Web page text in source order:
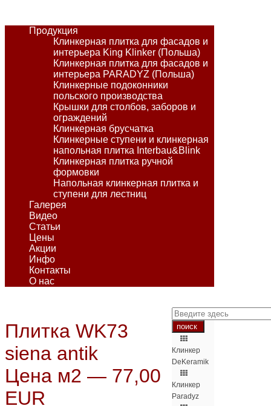
Продукция
Клинкерная плитка для фасадов и
интерьера King Klinker (Польша)
Клинкерная плитка для фасадов и
интерьера PARADYZ (Польша)
Клинкерные подоконники
польского производства
Крышки для столбов, заборов и
ограждений
Клинкерная брусчатка
Клинкерные ступени и клинкерная
напольная плитка Interbau&Blink
Клинкерная плитка ручной
формовки
Напольная клинкерная плитка и
ступени для лестниц
Галерея
Видео
Статьи
Цены
Акции
Инфо
Контакты
О нас
Клинкер
DeKeramik
Клинкер
Paradyz
Плитка WK73
siena antik
Цена м2 — 77,00
EUR